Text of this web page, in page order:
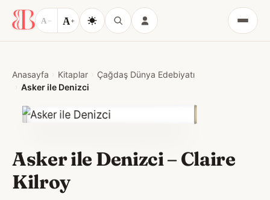
A − A+
Menü
Anasayfa Kitaplar
Çağdaş Dünya Edebiyatı
Asker ile Denizci
Asker ile Denizci–Claire
Kilroy